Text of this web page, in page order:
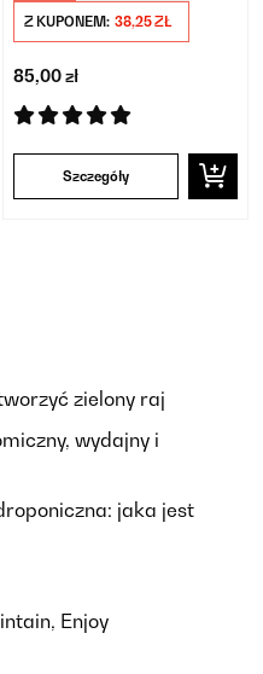
Z KUPONEM: 38,25 ZŁ
85,00 zł
Szczegóły
zielony raj
wydajny i
jaka jest
Enjoy